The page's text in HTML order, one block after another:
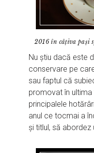
2016 în câțiva pași
Nu știu dacă este
conservare pe
sau faptul că
promovat în ultima
principalele
anul ce tocmai a
și titlul, să abordez